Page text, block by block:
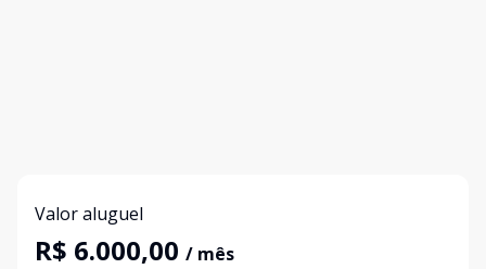
Valor aluguel
R$ 6.000,00 / mês